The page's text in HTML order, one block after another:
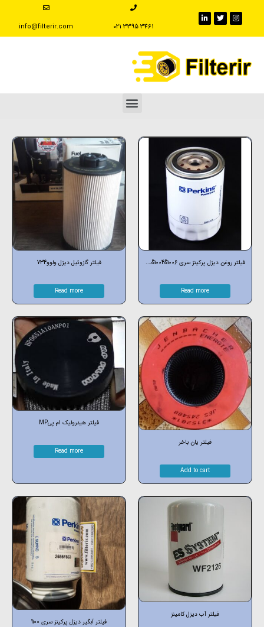
‪021 3395 3461
info@filterir.com
فیلتر روغن دیزل پرکینز سری 1006&1004&….
Read more
فیلتر گازوئیل دیزل ولوو734
Read more
فیلتر یان باخر
Add to cart
فیلتر هیدرولیک ام پیMP
Read more
فیلتر آب دیزل کامینز
فیلتر آبگیر دیزل پرکینز سری 1100